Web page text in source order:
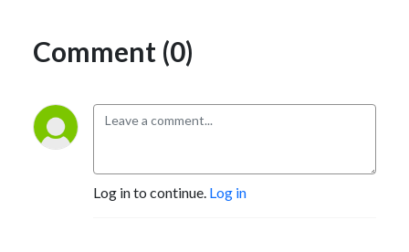
Comment (0)
Log in to continue. Log in